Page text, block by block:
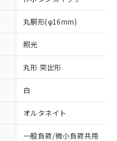
丸胴形(φ16mm)
照光
丸形 突出形
白
オルタネイト
一般負荷/微小負荷共用